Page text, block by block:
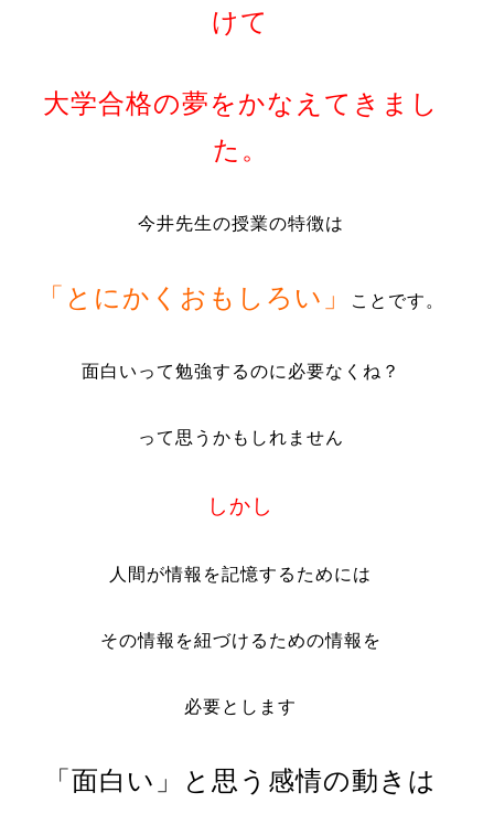
けて
大学合格の夢をかなえてきまし
た。
今井先生の授業の特徴は
「とにかくおもしろい」 ことです。
面白いって勉強するのに必要なくね？
って思うかもしれません
しかし
人間が情報を記憶するためには
その情報を紐づけるための情報を
必要とします
「面白い」と思う感情の動きは